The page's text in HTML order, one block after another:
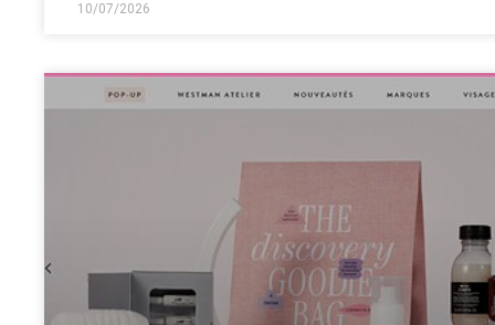
10/07/2026